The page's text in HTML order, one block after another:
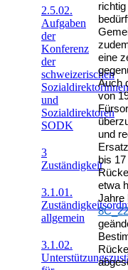
2.5.02.
Aufgaben
der
Konferenz
der
schweizerischen
Sozialdirektorinnen
und
Sozialdirektoren
SODK
3
Zuständigkeit
3.1.01.
allgemein
3.1.02.
eine
Auch
von
und
bis
etwa
Jahre